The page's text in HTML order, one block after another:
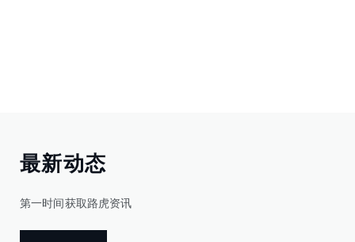
最新动态
第一时间获取路虎资讯